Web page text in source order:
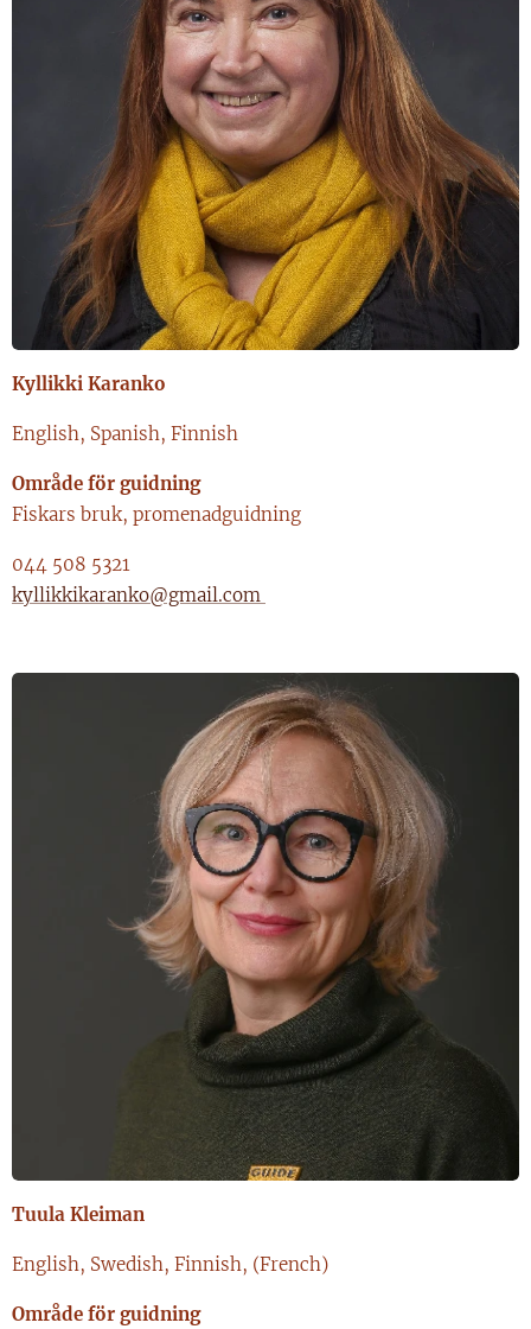
Kyllikki Karanko
English, Spanish, Finnish
Område för guidning
Fiskars bruk, promenadguidning
044 508 5321
kyllikkikaranko@gmail.com
Tuula Kleiman
English, Swedish, Finnish, (French)
Område för guidning